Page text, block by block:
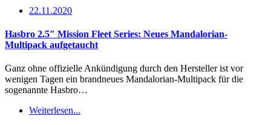
22.11.2020
Hasbro 2.5″ Mission Fleet Series: Neues Mandalorian-
Multipack aufgetaucht
Ganz ohne offizielle Ankündigung durch den Hersteller ist vor
wenigen Tagen ein brandneues Mandalorian-Multipack für die
sogenannte Hasbro…
Weiterlesen...